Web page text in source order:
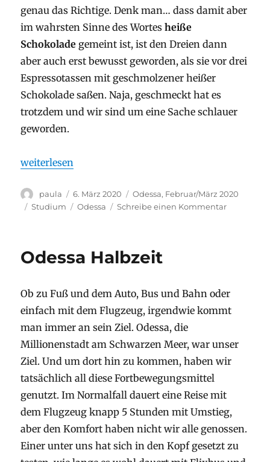
genau das Richtige. Denk man… dass damit aber
im wahrsten Sinne des Wortesheiße
Schokolade gemeint ist, ist den Dreien dann
aber auch erst bewusst geworden, als sie vor drei
Espressotassen mit geschmolzener heißer
Schokolade saßen. Naja, geschmeckt hat es
trotzdem und wir sind um eine Sache schlauer
geworden.
„Wissenswertes für Odessa“
weiterlesen
Autor
paula
Veröffentlicht
am
6. März 2020 Stay
Odessa, Februar/März 2020
Kategorien
Studium Schlagwörter
Odessa Schreibe einen Kommentarzu
Odessa Halbzeit
Ob zu Fuß und dem Auto, Bus und Bahn oder
einfach mit dem Flugzeug, irgendwie kommt
man immer an sein Ziel. Odessa, die
Millionenstadt am Schwarzen Meer, war unser
Ziel. Und um dort hin zu kommen, haben wir
tatsächlich all diese Fortbewegungsmittel
genutzt. Im Normalfall dauert eine Reise mit
dem Flugzeug knapp 5 Stunden mit Umstieg,
aber den Komfort haben nicht wir alle genossen.
Einer unter uns hat sich in den Kopf gesetzt zu